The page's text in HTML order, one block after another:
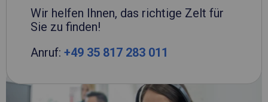
Wir helfen Ihnen, das richtige Zelt für
Sie zu finden!
Anruf: +49 35 817 283 011